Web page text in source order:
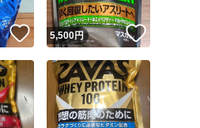
いいね！
5,500円